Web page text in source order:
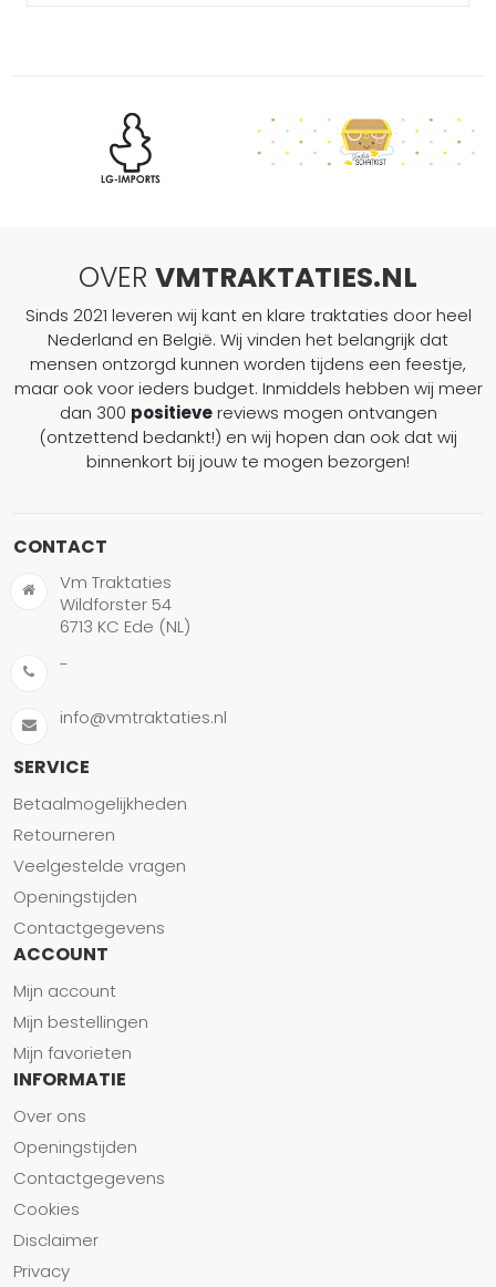
OVER VMTRAKTATIES.NL
Sinds 2021 leveren wij kant en klare traktaties door heel
Nederland en België. Wij vinden het belangrijk dat
mensen ontzorgd kunnen worden tijdens een feestje,
maar ook voor ieders budget. Inmiddels hebben wij meer
dan 300 positievereviews mogen ontvangen
(ontzettend bedankt!) en wij hopen dan ook dat wij
binnenkort bij jouw te mogen bezorgen!
CONTACT
Vm Traktaties
Wildforster 54
6713 KC Ede (NL)
-
info@vmtraktaties.nl
SERVICE
Betaalmogelijkheden
Retourneren
Veelgestelde vragen
Openingstijden
Contactgegevens
ACCOUNT
Mijn account
Mijn bestellingen
Mijn favorieten
INFORMATIE
Over ons
Openingstijden
Contactgegevens
Cookies
Disclaimer
Privacy